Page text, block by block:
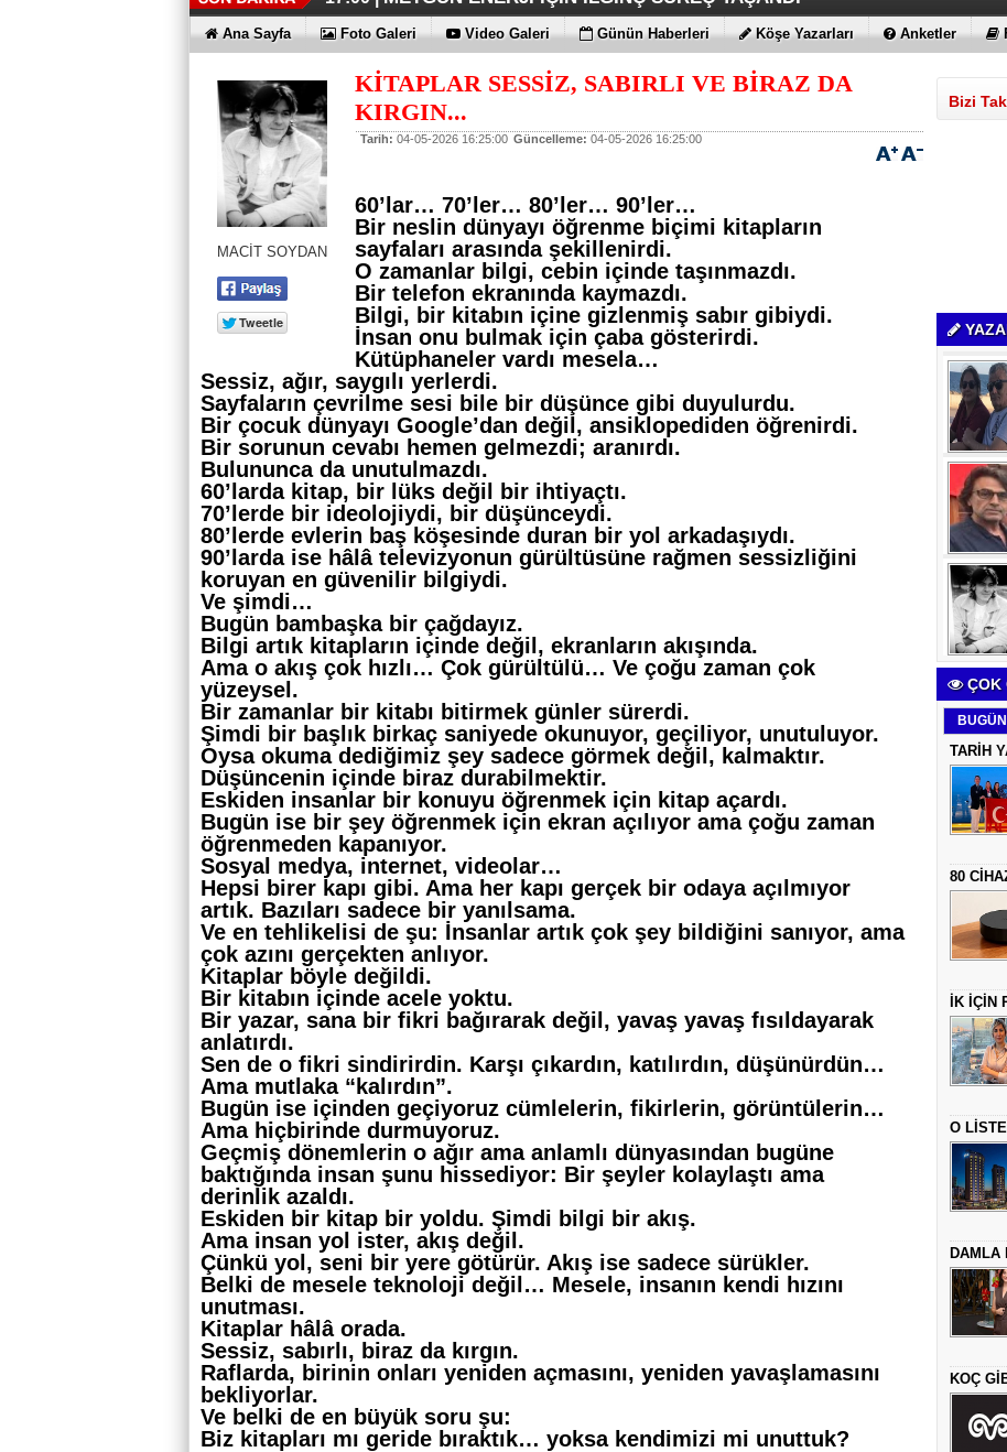
12:17 |THY REKOR KIRMAYI SEVİYOR
12:02 |ÖZEL FİYATLARLA GELDİLER
11:56 |İŞTE HONOR MAGIC V6
11:53 |TECNO'DA YENİLİKLER VAR
Ana Sayfa Foto Galeri Video Galeri Günün Haberleri Köşe Yazarları Anketler
MACİT SOYDAN
KİTAPLAR SESSİZ, SABIRLI VE BİRAZ DA
KIRGIN...
Tarih: 04-05-2026 16:25:00 Güncelleme: 04-05-2026 16:25:00
60’lar… 70’ler… 80’ler… 90’ler…
Bir neslin dünyayı öğrenme biçimi kitapların
sayfaları arasında şekillenirdi.
O zamanlar bilgi, cebin içinde taşınmazdı.
Bir telefon ekranında kaymazdı.
Bilgi, bir kitabın içine gizlenmiş sabır gibiydi.
İnsan onu bulmak için çaba gösterirdi.
Kütüphaneler vardı mesela…
Sessiz, ağır, saygılı yerlerdi.
Sayfaların çevrilme sesi bile bir düşünce gibi duyulurdu.
Bir çocuk dünyayı Google’dan değil, ansiklopediden öğrenirdi.
Bir sorunun cevabı hemen gelmezdi; aranırdı.
Bulununca da unutulmazdı.
60’larda kitap, bir lüks değil bir ihtiyaçtı.
70’lerde bir ideolojiydi, bir düşünceydi.
80’lerde evlerin baş köşesinde duran bir yol arkadaşıydı.
90’larda ise hâlâ televizyonun gürültüsüne rağmen sessizliğini
koruyan en güvenilir bilgiydi.
Ve şimdi…
Bugün bambaşka bir çağdayız.
Bilgi artık kitapların içinde değil, ekranların akışında.
Ama o akış çok hızlı… Çok gürültülü… Ve çoğu zaman çok
yüzeysel.
Bir zamanlar bir kitabı bitirmek günler sürerdi.
Şimdi bir başlık birkaç saniyede okunuyor, geçiliyor, unutuluyor.
Oysa okuma dediğimiz şey sadece görmek değil, kalmaktır.
Düşüncenin içinde biraz durabilmektir.
Eskiden insanlar bir konuyu öğrenmek için kitap açardı.
Bugün ise bir şey öğrenmek için ekran açılıyor ama çoğu zaman
öğrenmeden kapanıyor.
Sosyal medya, internet, videolar…
Hepsi birer kapı gibi. Ama her kapı gerçek bir odaya açılmıyor
artık. Bazıları sadece bir yanılsama.
Ve en tehlikelisi de şu: İnsanlar artık çok şey bildiğini sanıyor, ama
çok azını gerçekten anlıyor.
Kitaplar böyle değildi.
Bir kitabın içinde acele yoktu.
Bir yazar, sana bir fikri bağırarak değil, yavaş yavaş fısıldayarak
anlatırdı.
Sen de o fikri sindirirdin. Karşı çıkardın, katılırdın, düşünürdün…
Ama mutlaka “kalırdın”.
Bugün ise içinden geçiyoruz cümlelerin, fikirlerin, görüntülerin…
Ama hiçbirinde durmuyoruz.
Geçmiş dönemlerin o ağır ama anlamlı dünyasından bugüne
baktığında insan şunu hissediyor: Bir şeyler kolaylaştı ama
derinlik azaldı.
Eskiden bir kitap bir yoldu. Şimdi bilgi bir akış.
Ama insan yol ister, akış değil.
Çünkü yol, seni bir yere götürür. Akış ise sadece sürükler.
Belki de mesele teknoloji değil… Mesele, insanın kendi hızını
unutması.
Kitaplar hâlâ orada.
Sessiz, sabırlı, biraz da kırgın.
Raflarda, birinin onları yeniden açmasını, yeniden yavaşlamasını
bekliyorlar.
Ve belki de en büyük soru şu:
Biz kitapları mı geride bıraktık… yoksa kendimizi mi unuttuk?
Bizi
ÇOK
BUGÜN
TARİH
80
İK İÇİN
O
DAMLA
KOÇ